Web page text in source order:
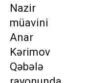
Nazir
müavini
Anar
Kərimov
Qəbələ